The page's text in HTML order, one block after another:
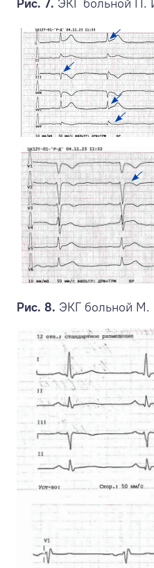
Рис. 8. ЭКГ больной М.